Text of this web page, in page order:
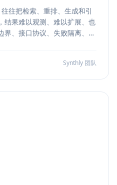
往把检索、重排、生成和引
结果难以观测、难以扩展、也
、接口协议、失败隔离、缓
Synthly 团队